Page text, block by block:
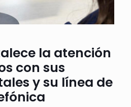
la atención
con sus
y su línea de